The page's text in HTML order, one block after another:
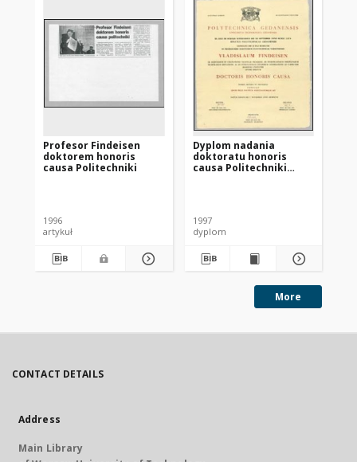
Profesor Findeisen
doktorem honoris
causa Politechniki
1996
artykuł
Dyplom nadania
doktoratu honoris
causa Politechniki
1997
dyplom
More
CONTACT DETAILS
Address
Main Library